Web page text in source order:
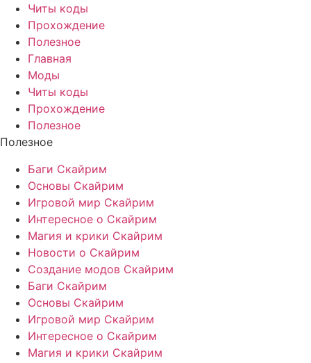
Читы коды
Прохождение
Полезное
Главная
Моды
Читы коды
Прохождение
Полезное
Полезное
Баги Скайрим
Основы Скайрим
Игровой мир Скайрим
Интересное о Скайрим
Магия и крики Скайрим
Новости о Скайрим
Создание модов Скайрим
Баги Скайрим
Основы Скайрим
Игровой мир Скайрим
Интересное о Скайрим
Магия и крики Скайрим